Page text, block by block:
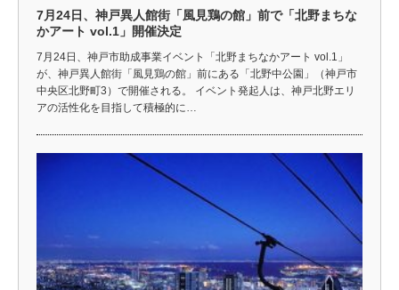
7月24日、神戸異人館街「風見鶏の館」前で「北野まちな
かアート vol.1」開催決定
7月24日、神戸市助成事業イベント「北野まちなかアート vol.1」
が、神戸異人館街「風見鶏の館」前にある「北野中公園」（神戸市
中央区北野町3）で開催される。 イベント発起人は、神戸北野エリ
アの活性化を目指して積極的に…